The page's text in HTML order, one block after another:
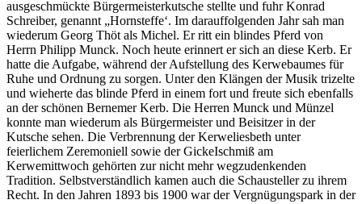
ausgeschmückte Bürgermeisterkutsche stellte und fuhr Konrad
Schreiber, genannt „Hornsteffe‘. Im darauffolgenden Jahr sah man
wiederum Georg Thöt als Michel. Er ritt ein blindes Pferd von
Herrn Philipp Munck. Noch heute erinnert er sich an diese Kerb. Er
hatte die Aufgabe, während der Aufstellung des Kerwebaumes für
Ruhe und Ordnung zu sorgen. Unter den Klängen der Musik trizelte
und wieherte das blinde Pferd in einem fort und freute sich ebenfalls
an der schönen Bernemer Kerb. Die Herren Munck und Münzel
konnte man wiederum als Bürgermeister und Beisitzer in der
Kutsche sehen. Die Verbrennung der Kerweliesbeth unter
feierlichem Zeremoniell sowie der GickeIschmiß am
Kerwemittwoch gehörten zur nicht mehr wegzudenkenden
Tradition. Selbstverständlich kamen auch die Schausteller zu ihrem
Recht. In den Jahren 1893 bis 1900 war der Vergnügungspark in der